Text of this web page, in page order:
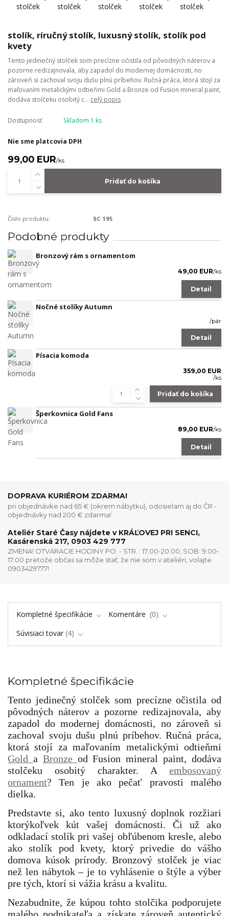
stolík, ríručný stolík, luxusný stolík, stolík pod
kvety
Tento jedinečný stolček som precízne očistila od pôvodných náterov a
pozorne redizajnovala, aby zapadol do modernej domácnosti, no
zároveň si zachoval svoju dušu plnú príbehov. Ručná práca, ktorá stojí za
maľovaním metalickými odtieňmi Gold a Bronze od Fusion mineral paint,
dodáva stolčeku osobitý c... celý popis
Dostupnosť Skladom 1 ks
Nie sme platcovia DPH
99,00 EUR/ks
Pridať do košíka
Číslo produktu: SC 195
Podobné produkty
Bronzový rám s ornamentom
49,00 EUR/ks
Detail
Nočné stolíky Autumn
/pár
Detail
Písacia komoda
359,00 EUR
/ks
Pridať do košíka
Šperkovnica Gold Fans
89,00 EUR/ks
Detail
DOPRAVA KURIÉROM ZDARMA!
pri objednávke nad 65 € (okrem nábytku), odosielam aj do ČR -
objednávky nad 200 € zdarma!
Ateliér Staré Časy nájdete v KRÁĽOVEJ PRI SENCI,
Kasárenská 217, 0903 429 777
ZMENA! OTVÁRACIE HODINY PO. - STR. : 17:00-20:00, SOB: 9:00-
17:00 pretože občas sa môže stať, že nie som v ateliéri, volajte
0903429777!
Kompletné špecifikácie Komentáre
0
Súvisiaci tovar 4
Kompletné špecifikácie
Tento jedinečný stolček som precízne očistila od
pôvodných náterov a pozorne redizajnovala, aby
zapadol do modernej domácnosti, no zároveň si
zachoval svoju dušu plnú príbehov. Ručná práca,
ktorá stojí za maľovaním metalickými odtieňmi
Gold a Bronze od Fusion mineral paint, dodáva
stolčeku osobitý charakter. A embosovaný
ornament? Ten je ako pečať pravosti malého
dielka.
Predstavte si, ako tento luxusný doplnok rozžiari
ktorýkoľvek kút vašej domácnosti. Či už ako
odkladací stolík pri vašej obľúbenom kresle, alebo
ako stolík pod kvety, ktorý privedie do vášho
domova kúsok prírody. Bronzový stolček je viac
než len nábytok – je to vyhlásenie o štýle a výber
pre tých, ktorí si vážia krásu a kvalitu.
Nezabudnite, že kúpou tohto stolčika podporujete